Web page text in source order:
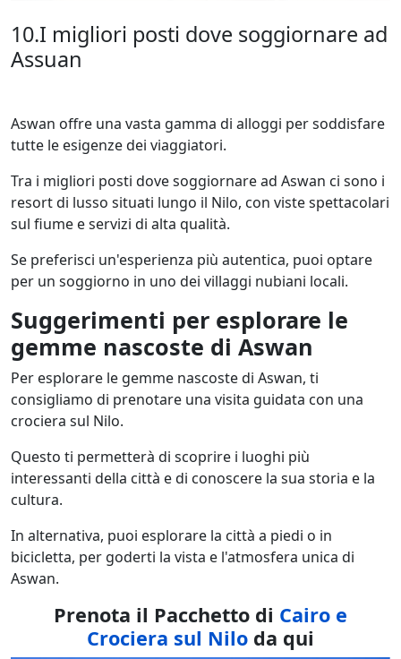
10.I migliori posti dove soggiornare ad
Assuan
Aswan offre una vasta gamma di alloggi per soddisfare
tutte le esigenze dei viaggiatori.
Tra i migliori posti dove soggiornare ad Aswan ci sono i
resort di lusso situati lungo il Nilo, con viste spettacolari
sul fiume e servizi di alta qualità.
Se preferisci un'esperienza più autentica, puoi optare
per un soggiorno in uno dei villaggi nubiani locali.
Suggerimenti per esplorare le
gemme nascoste di Aswan
Per esplorare le gemme nascoste di Aswan, ti
consigliamo di prenotare una visita guidata con una
crociera sul Nilo.
Questo ti permetterà di scoprire i luoghi più
interessanti della città e di conoscere la sua storia e la
cultura.
In alternativa, puoi esplorare la città a piedi o in
bicicletta, per goderti la vista e l'atmosfera unica di
Aswan.
Prenota il Pacchetto di Cairo e
Crociera sul Nilo da qui